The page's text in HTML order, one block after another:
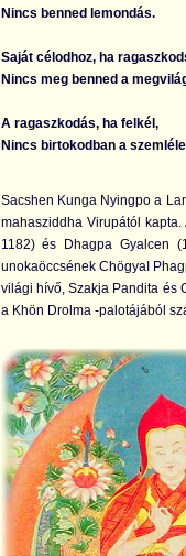
Nincs benned lemondás.
Saját célodhoz, ha
Nincs meg benned a
A ragaszkodás, ha felkél,
Nincs birtokodban a
Sacshen Kunga Nyingpo a
mahasziddha Virupától
1182) és Dhagpa Gyalcen
unokaöccsének ChögyaI
világi hívő, Szakja Pandita és
a Khön Drolma -palotájából